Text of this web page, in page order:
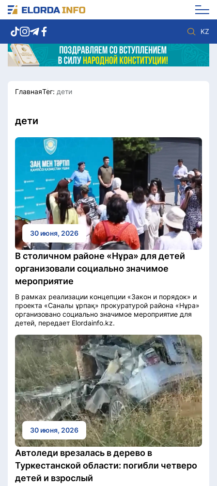
KZ
Новости столицы
Спорт
Разное
Видео
Мир
Служба Комплаенс
Этический кодекс
Служу стране
ГлавнаяТег: дети
дети
30 июня, 2026
В столичном районе «Нұра» для детей
организовали социально значимое
мероприятие
В рамках реализации концепции «Закон и порядок» и
проекта «Саналы ұрпақ» прокуратурой района «Нұра»
организовано социально значимое мероприятие для
детей, передает Elordainfo.kz.
30 июня, 2026
Автоледи врезалась в дерево в
Туркестанской области: погибли четверо
детей и взрослый